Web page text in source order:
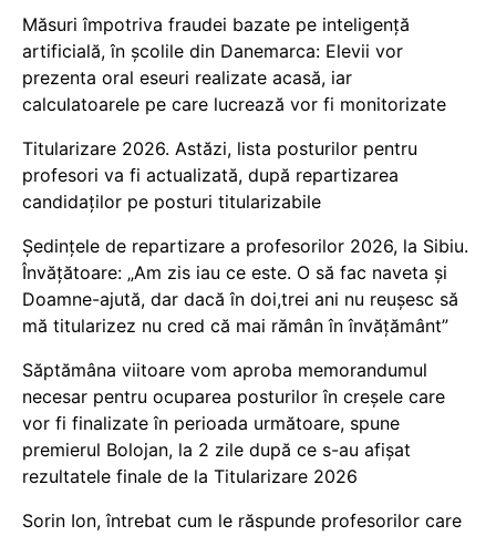
Măsuri împotriva fraudei bazate pe inteligență
artificială, în școlile din Danemarca: Elevii vor
prezenta oral eseuri realizate acasă, iar
calculatoarele pe care lucrează vor fi monitorizate
Titularizare 2026. Astăzi, lista posturilor pentru
profesori va fi actualizată, după repartizarea
candidaților pe posturi titularizabile
Ședințele de repartizare a profesorilor 2026, la Sibiu.
Învățătoare: „Am zis iau ce este. O să fac naveta și
Doamne-ajută, dar dacă în doi,trei ani nu reușesc să
mă titularizez nu cred că mai rămân în învățământ”
Săptămâna viitoare vom aproba memorandumul
necesar pentru ocuparea posturilor în creșele care
vor fi finalizate în perioada următoare, spune
premierul Bolojan, la 2 zile după ce s-au afișat
rezultatele finale de la Titularizare 2026
Sorin Ion, întrebat cum le răspunde profesorilor care